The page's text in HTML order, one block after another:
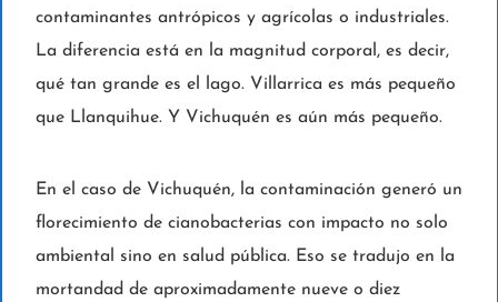
contaminantes antrópicos y agrícolas o industriales.
La diferencia está en la magnitud corporal, es decir,
qué tan grande es el lago. Villarrica es más pequeño
que Llanquihue. Y Vichuquén es aún más pequeño.
En el caso de Vichuquén, la contaminación generó un
florecimiento de cianobacterias con impacto no solo
ambiental sino en salud pública. Eso se tradujo en la
mortandad de aproximadamente nueve o diez